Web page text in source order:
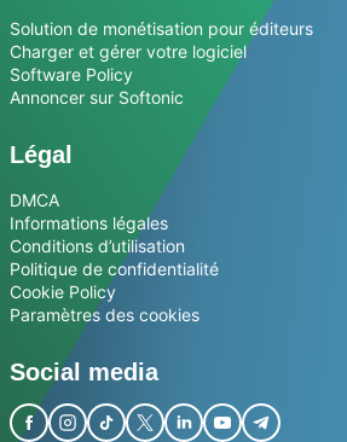
Solution de monétisation pour éditeurs
Charger et gérer votre logiciel
Software Policy
Annoncer sur Softonic
Légal
DMCA
Informations légales
Conditions d’utilisation
Politique de confidentialité
Cookie Policy
Paramètres des cookies
Social media